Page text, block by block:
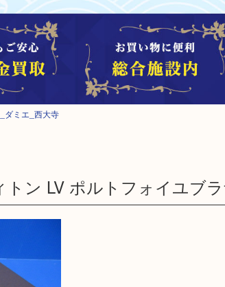
ダミエ_西大寺
トン LV ポルトフォイユブ